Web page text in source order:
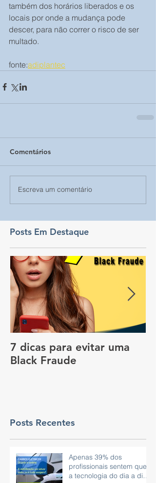
também dos horários liberados e os
locais por onde a mudança pode
descer, para não correr o risco de ser
multado.
fonte:adiplantec
Comentários
Escreva um comentário
Posts Em Destaque
7 dicas para evitar uma
Black Fraude
Posts Recentes
Apenas 39% dos
profissionais sentem que
a tecnologia do dia a dia